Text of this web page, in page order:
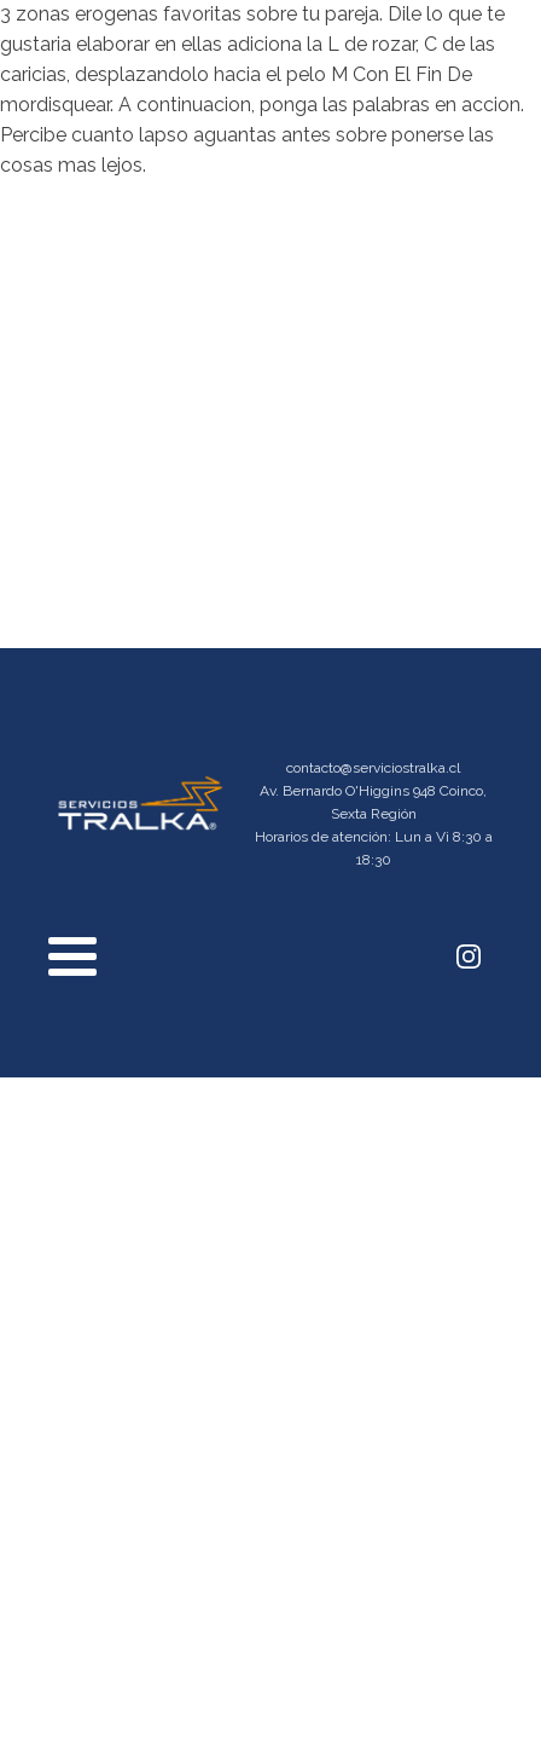
3 zonas erogenas favoritas sobre tu pareja. Dile lo que te
gustaria elaborar en ellas adiciona la L de rozar, C de las
caricias, desplazandolo hacia el pelo M Con El Fin De
mordisquear. A continuacion, ponga las palabras en accion.
Percibe cuanto lapso aguantas antes sobre ponerse las
cosas mas lejos.
contacto@serviciostralka.cl
Av. Bernardo O'Higgins 948 Coinco,
Sexta Región
Horarios de atención: Lun a Vi 8:30 a
18:30